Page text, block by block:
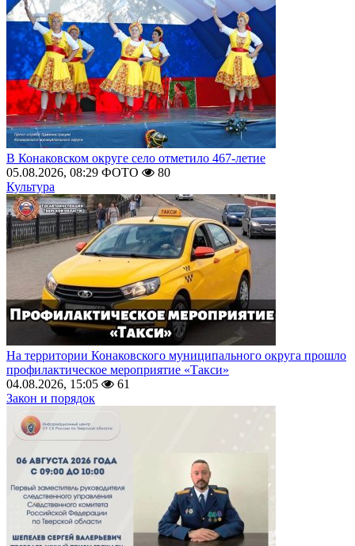
В Конаковском округе село отметило 467-летие
05.08.2026, 08:29 ФОТО
80
Культура
На территории Конаковского муниципального округа прошло
профилактическое мероприятие «Такси»
04.08.2026, 15:05
61
Закон и порядок